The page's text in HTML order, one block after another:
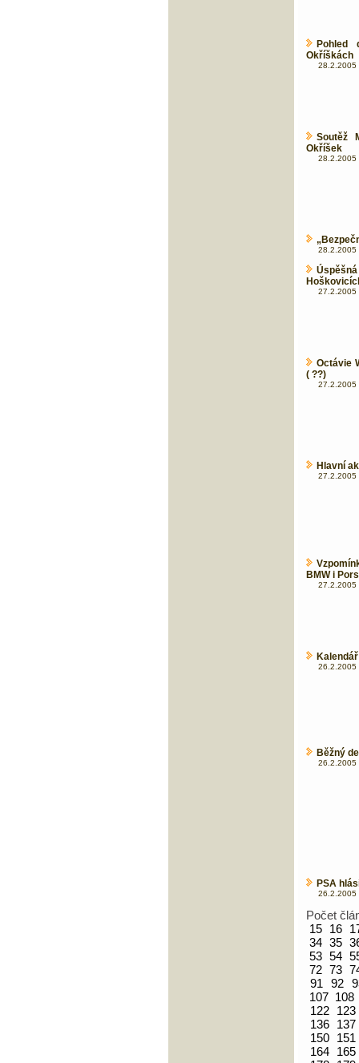
Pohled
Okříškách
28.2.2005
Soutěž
Okříšek
28.2.2005
28.2.2005
27.2.2005
Octávie
( ??)
27.2.2005
Hlavní
27.2.2005
BMW i
27.2.2005
26.2.2005
Běžný
26.2.2005
PSA
26.2.2005
Počet
15 16
34 35
53 54
72 73
91
92
107 108
122
123
136
137
150
151
164
165